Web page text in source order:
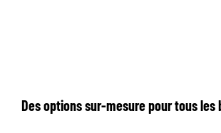
Des options sur-mesure pour tous les